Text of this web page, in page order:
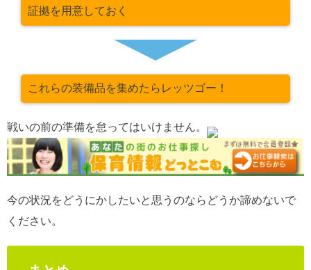
証拠を用意しておく
これらの装備品を集めたらレッツゴー！
戦いの前の準備を怠ってはいけません。
今の状況をどうにかしたいと思うのならどうか諦めないで
ください。